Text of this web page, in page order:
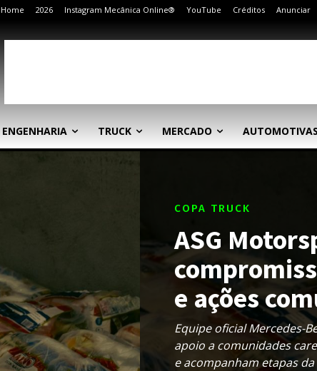
Home 2026 Instagram Mecânica Online® YouTube Créditos Anunciar
ENGENHARIA TRUCK MERCADO AUTOMOTIVAS
COPA TRUCK
ASG
e ações
Equipe oficial Mercedes-
apoio a comunidades
e acompanham etapas da